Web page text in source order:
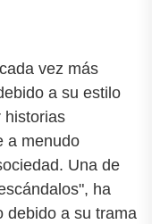
vez más
a su estilo
historias
a menudo
Una de
ha
debido a su trama